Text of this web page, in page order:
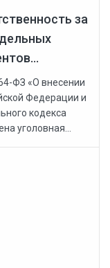
за
ФЗ «О внесении
Федерации и
кодекса
уголовная...